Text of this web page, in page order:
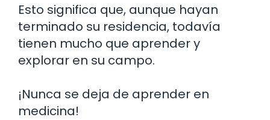
Esto significa que, aunque hayan
terminado su residencia, todavía
tienen mucho que aprender y
explorar en su campo.
¡Nunca se deja de aprender en
medicina!